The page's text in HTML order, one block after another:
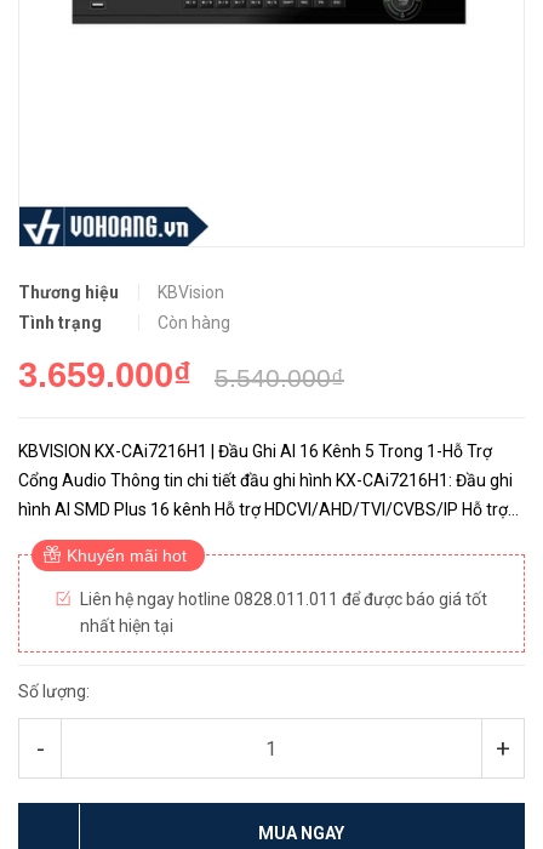
Thương hiệu
KBVision
Tình trạng
Còn hàng
3.659.000₫ 5.540.000₫
KBVISION KX-CAi7216H1 | Đầu Ghi AI 16 Kênh 5 Trong 1-Hỗ Trợ
Cổng Audio Thông tin chi tiết đầu ghi hình KX-CAi7216H1: Đầu ghi
hình AI SMD Plus 16 kênh Hỗ trợ HDCVI/AHD/TVI/CVBS/IP Hỗ trợ
ghi hình: kênh 1: 1080N/720P (1fps–25/30 fps), các kênh khác...
Khuyến mãi hot
Liên hệ ngay hotline 0828.011.011 để được báo giá tốt
nhất hiện tại
Số lượng:
- +
MUA NGAY